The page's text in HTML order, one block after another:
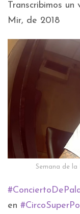
Transcribimos
Mir, de 2018
Semana de
en